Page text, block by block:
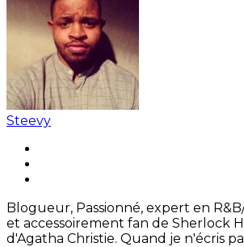
Steevy
Blogueur, Passionné, expert en
et accessoirement fan de Sherlock
d'Agatha Christie. Quand je n'écris